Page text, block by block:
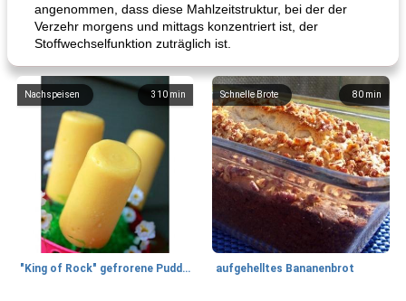
angenommen, dass diese Mahlzeitstruktur, bei der der
Verzehr morgens und mittags konzentriert ist, der
Stoffwechselfunktion zuträglich ist.
310 min
Nachspeisen
"King of Rock" gefrorene Pudding Pops
80 min
Schnelle Brote
aufgehelltes Bananenbrot